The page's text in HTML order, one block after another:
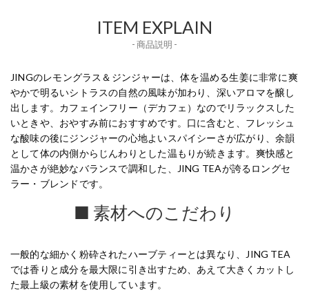
ITEM EXPLAIN
- 商品説明 -
JINGのレモングラス＆ジンジャーは、体を温める生姜に非常に爽
やかで明るいシトラスの自然の風味が加わり、深いアロマを醸し
出します。カフェインフリー（デカフェ）なのでリラックスした
いときや、おやすみ前におすすめです。口に含むと、フレッシュ
な酸味の後にジンジャーの心地よいスパイシーさが広がり、余韻
として体の内側からじんわりとした温もりが続きます。爽快感と
温かさが絶妙なバランスで調和した、JING TEAが誇るロングセ
ラー・ブレンドです。
■ 素材へのこだわり
一般的な細かく粉砕されたハーブティーとは異なり、JING TEA
では香りと成分を最大限に引き出すため、あえて大きくカットし
た最上級の素材を使用しています。